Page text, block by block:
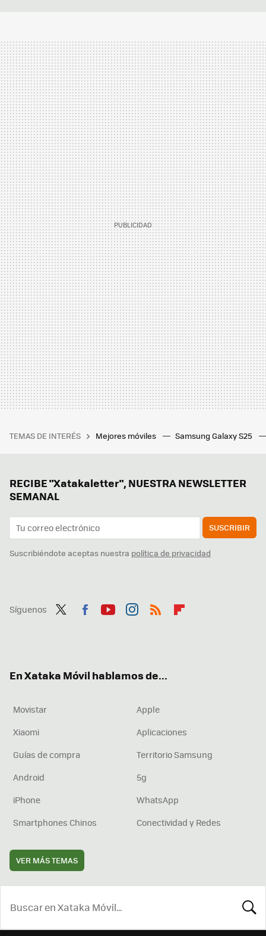
TEMAS DE INTERÉS Mejores móviles Samsung Galaxy S25
RECIBE "Xatakaletter", NUESTRA NEWSLETTER
SEMANAL
SUSCRIBIR
Suscribiéndote aceptas nuestra política de privacidad
Síguenos
En Xataka Móvil hablamos de...
Movistar
Apple
Xiaomi
Aplicaciones
Guías de compra
Territorio Samsung
Android
5g
iPhone
WhatsApp
Smartphones Chinos
Conectividad y Redes
VER MÁS TEMAS